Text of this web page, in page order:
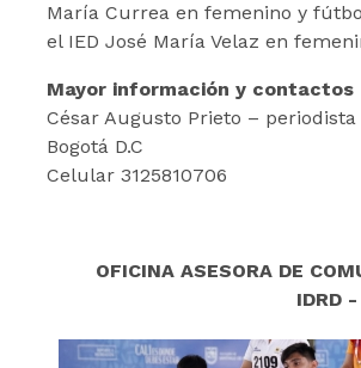
María Currea en femenino y
el IED José María Velaz en
Mayor información y contactos
César Augusto Prieto – periodista
Bogotá D.C
Celular 3125810706
OFICINA ASESORA DE
IDRD